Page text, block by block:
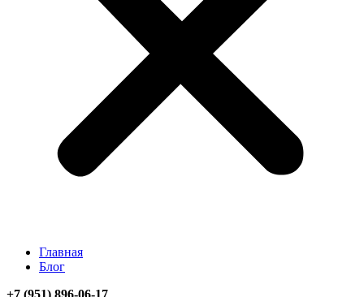
Главная
Блог
+7 (951) 896-06-17